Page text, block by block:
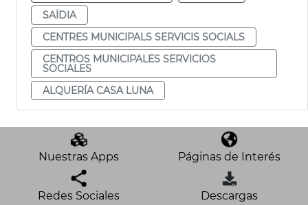
SAÏDIA
CENTRES MUNICIPALS SERVICIS SOCIALS
CENTROS MUNICIPALES SERVICIOS
SOCIALES
ALQUERÍA CASA LUNA
Nuestras Apps Páginas de Interés
Redes Sociales Descargas